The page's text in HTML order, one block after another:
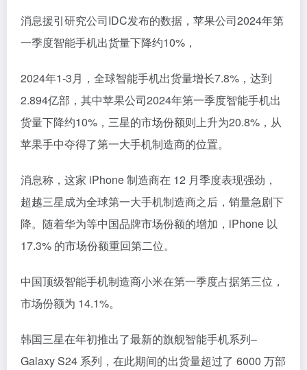
消息援引研究公司IDC发布的数据，苹果公司2024年第
一季度智能手机出货量下降约10%，
2024年1-3月，全球智能手机出货量增长7.8%，达到
2.894亿部，其中苹果公司2024年第一季度智能手机出
货量下降约10%，三星的市场份额则上升为20.8%，从
苹果手中夺得了第一大手机制造商的位置。
消息称，这家 iPhone 制造商在 12 月季度表现强劲，
超越三星成为全球第一大手机制造商之后，销量急剧下
降。随着华为等中国品牌市场份额的增加，iPhone 以
17.3% 的市场份额重回第二位。
中国顶级智能手机制造商小米在第一季度占据第三位，
市场份额为 14.1%。
韩国三星在年初推出了最新的旗舰智能手机系列–
Galaxy S24 系列，在此期间的出货量超过了 6000 万部